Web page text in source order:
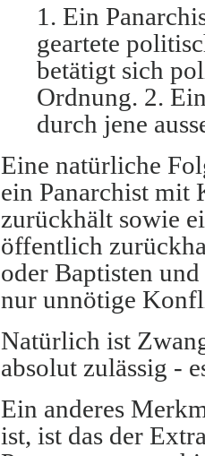
1. Ein
geartete
betätigt sich
Ordnung. 2.
durch jene
Eine natürliche
ein Panarchist mit
zurückhält sowie
öffentlich
oder Baptisten
nur unnötige
Natürlich ist
absolut zulässig -
Ein anderes
ist, ist das der